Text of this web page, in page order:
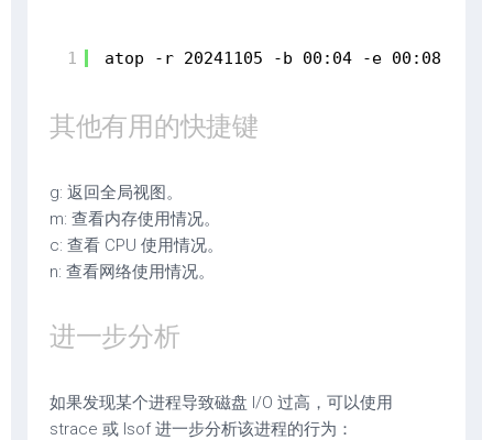
1 atop -r 20241105 -b 00:04 -e 00:08
其他有用的快捷键
g: 返回全局视图。
m: 查看内存使用情况。
c: 查看 CPU 使用情况。
n: 查看网络使用情况。
进一步分析
如果发现某个进程导致磁盘 I/O 过高，可以使用
strace 或 lsof 进一步分析该进程的行为：